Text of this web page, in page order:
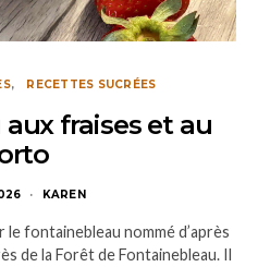
RECETTES SUCRÉES
fraises et au
KAREN
fontainebleau nommé d’après
de la Forêt de Fontainebleau. Il